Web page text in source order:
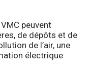
peuvent
de dépôts et de
de l’air, une
électrique.